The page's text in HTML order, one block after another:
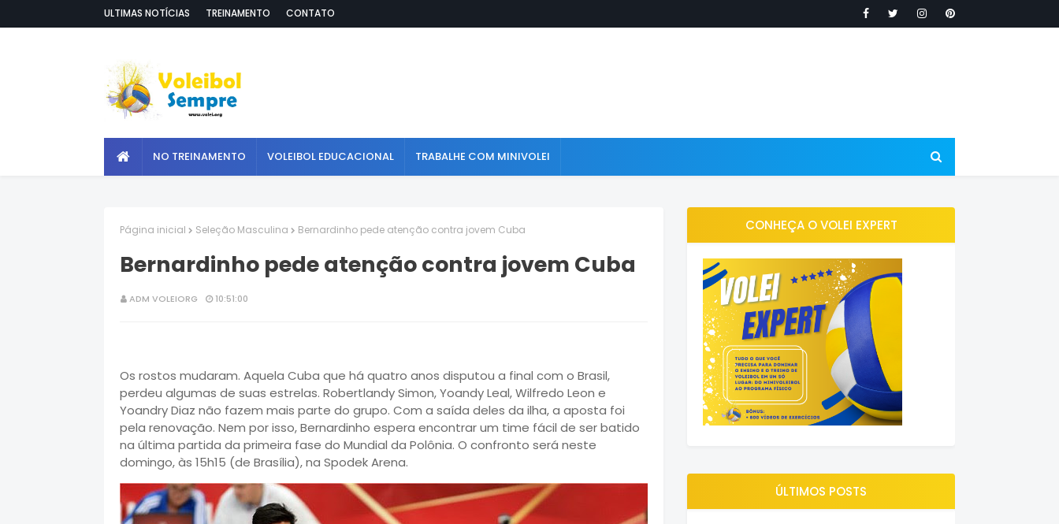
ULTIMAS NOTÍCIAS TREINAMENTO CONTATO
NO TREINAMENTO VOLEIBOL EDUCACIONAL TRABALHE COM MINIVOLEI
Página inicial Seleção Masculina Bernardinho pede atenção contra jovem Cuba
Bernardinho pede atenção contra jovem Cuba
ADM VOLEIORG 10:51:00
Os rostos mudaram. Aquela Cuba que há quatro anos disputou a final com o Brasil,
perdeu algumas de suas estrelas. Robertlandy Simon, Yoandy Leal, Wilfredo Leon e
Yoandry Diaz não fazem mais parte do grupo. Com a saída deles da ilha, a aposta foi
pela renovação. Nem por isso,Bernardinho espera encontrar um time fácil de ser batido
na última partida da primeira fase do Mundial da Polônia. O confronto será neste
domingo, às 15h15 (de Brasília), na Spodek Arena.
CONHEÇA O VOLEI EXPERT
ÚLTIMOS POSTS